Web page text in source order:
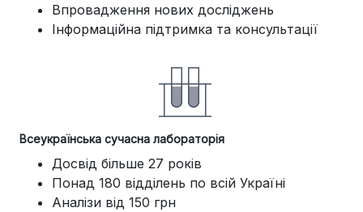
Впровадження нових досліджень
Інформаційна підтримка та консультації
Всеукраїнська сучасна лабораторія
Досвід більше 27 років
Понад 180 відділень по всій Україні
Аналізи від 150 грн